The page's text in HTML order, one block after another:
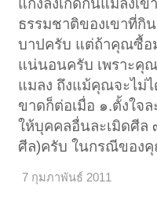
ธรรมชาติของเขาที่กิ
บาปครับ แต่ถ้าคุณซื้อ
แน่นอนครับ เพราะคุ
แมลง ถึงแม้คุณจะไม่ไ
ขาดก็ต่อเมื่อ ๑.ตั้งใจล
ให้บุคคลอื่นละเมิดศีล
ศีล)ครับ ในกรณีของ
7 กุมภาพันธ์ 2011